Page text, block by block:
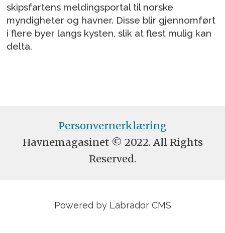
skipsfartens meldingsportal til norske
myndigheter og havner. Disse blir gjennomført
i flere byer langs kysten, slik at flest mulig kan
delta.
Personvernerklæring
Havnemagasinet © 2022. All Rights
Reserved.
Powered by Labrador CMS